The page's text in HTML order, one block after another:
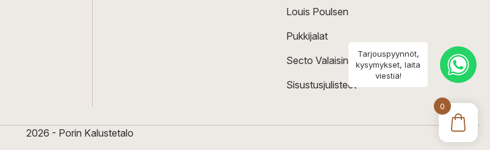
0
Louis Poulsen
Pukkijalat
Secto Valaisin
Sisustusjulisteet
2026 - Porin Kalustetalo
Tarjouspyynnöt,
kysymykset, laita
viestiä!